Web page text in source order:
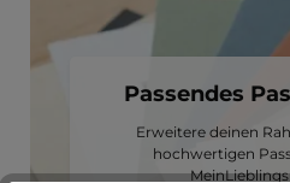
Passendes
Erweitere deinen
hochwertigen